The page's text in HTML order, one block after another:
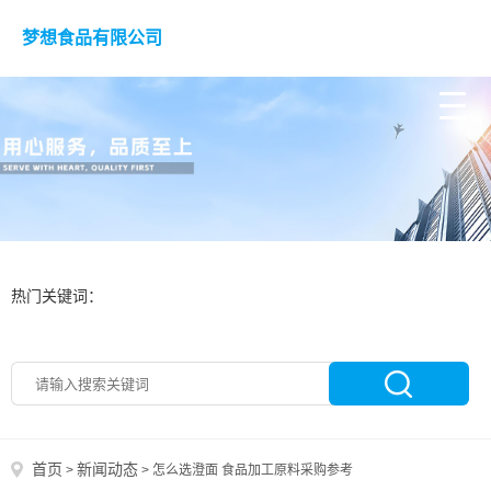
梦想食品有限公司
热门关键词：
首页 > 新闻动态 > 怎么选澄面 食品加工原料采购参考